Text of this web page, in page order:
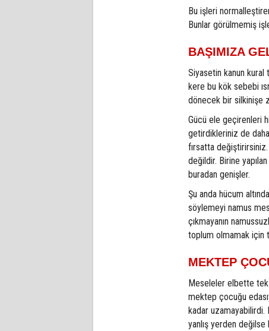
Bu işleri
Bunlar görülmemiş
BAŞIMIZA
Siyasetin kanun kural
kere bu kök sebebi
dönecek bir silkinişe
Gücü ele geçirenleri
getirdikleriniz de
fırsatta değiştirirsiniz.
değildir. Birine
buradan genişler.
Şu anda hücum
söylemeyi namus
çıkmayanın
toplum olmamak için
MEKTEP
Meseleler elbette tek
mektep çocuğu
kadar uzamayabilirdi.
yanlış yerden değilse